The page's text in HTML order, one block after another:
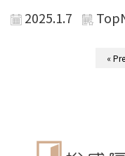
2025.1.7
«